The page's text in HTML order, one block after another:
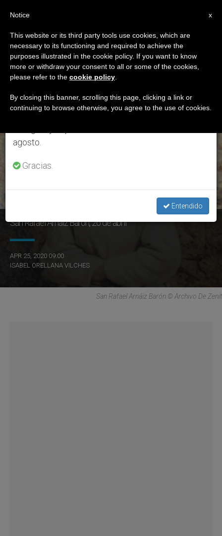
ETIQUETA
Posts Tagged ‘26 Abril’
ÚLTIMAS NOTICIAS
San Rafael Arnáiz Barón, 26 de abril
APR 25, 2020 09:00
ISABEL ORELLANA VILCHES
San Rafael Arnáiz Barón © Archivo De Zenit
×
Aviso importante
Del 27 de julio al 7 de agosto haremos la pausa
anual, aprovechando que en el periodo de verano
se generan menos informaciones y también el
agosto.
Gracias.
Entendido
x
Notice
This website or its third party tools use cookies, which are
necessary to its functioning and required to achieve the
purposes illustrated in the cookie policy. If you want to know
more or withdraw your consent to all or some of the cookies,
please refer to the cookie policy
By closing this banner, scrolling this page, clicking a link or
continuing to browse otherwise, you agree to the use of cookies.